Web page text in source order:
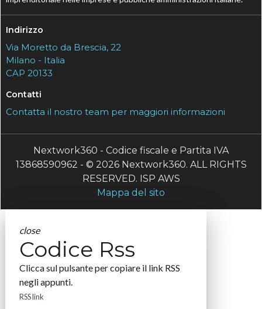
Indirizzo
Via Moretto da Brescia, 22
Milano - Italia
CAP 20133
Contatti
Contatta il nostro team per maggiori informazioni
Nextwork360 - Codice fiscale e Partita IVA
13868590962 - © 2026 Nextwork360. ALL RIGHTS
RESERVED. ISP AWS
Mappa del sito
close
Codice Rss
Clicca sul pulsante per copiare il link RSS
negli appunti.
RSS link